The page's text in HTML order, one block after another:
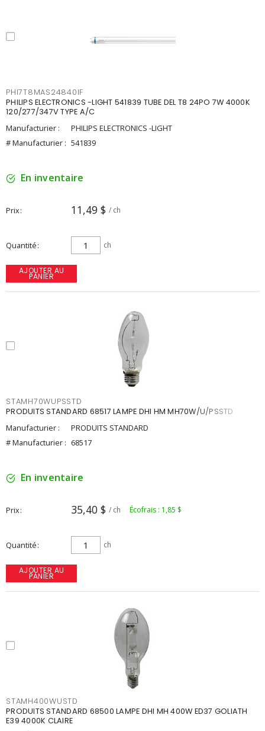
PHI7T8MAS24840IF
PHILIPS ELECTRONICS -LIGHT 541839 TUBE DEL T8 24PO 7W 4000K
120/277/347V TYPE A/C
Manufacturier :
PHILIPS ELECTRONICS -LIGHT
# Manufacturier : 541839
En inventaire
Prix 11,49 $ / ch
Quantité ch
AJOUTER AU
PANIER
STAMH70WUPSSTD
PRODUITS STANDARD 68517 LAMPE DHI HM MH70W/U/PSSTD
Manufacturier :
PRODUITS STANDARD
# Manufacturier : 68517
En inventaire
Prix 35,40 $ / ch Écofrais : 1,85 $
Quantité ch
AJOUTER AU
PANIER
STAMH400WUSTD
PRODUITS STANDARD 68500 LAMPE DHI MH 400W ED37 GOLIATH
E39 4000K CLAIRE